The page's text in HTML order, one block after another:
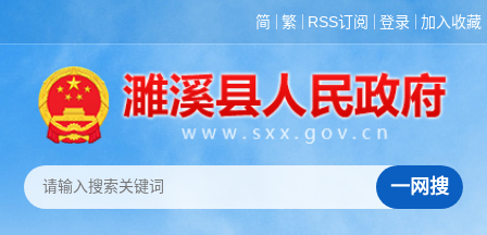
简 繁 RSS订阅 登录 加入收藏